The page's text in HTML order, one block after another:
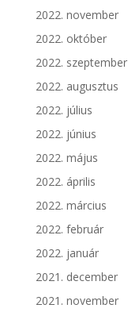
2022. november
2022. október
2022. szeptember
2022. augusztus
2022. július
2022. június
2022. május
2022. április
2022. március
2022. február
2022. január
2021. december
2021. november